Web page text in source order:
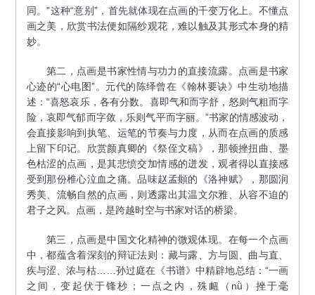
同。”这种“意别”，首先就体现在点画的千变万化上。不懂点
画之美，欣赏书法便如隔纱观花，难以触及其形式本身的精
妙。
第二，点画是书家性情与功力的直接流露。点画是书家
心迹的“心电图”。元代的陈绎曾在《翰林要诀》中生动地描
述：“喜怒哀乐，各有分数。喜即气和而字舒，怒则气粗而字
险，哀即气郁而字敛，乐则气平而字丽。”书家的情感波动，
会直接影响到执笔、运笔的节奏与力度，从而在点画的质感
上留下印记。欣赏颜真卿的《祭侄文稿》，那顿挫扭曲、墨
色枯涩的点画，是其悲愤交加情感的迸发，观者得以直接感
受到那份椎心泣血之痛。品味赵孟頫的《洛神赋》，那圆润
秀美、流畅自然的点画，则透露出其温文尔雅、从容不迫的
君子之风。点画，是跨越时空与书家对话的桥梁。
第三，点画是中国文化精神的微观体现。在每一个点画
中，都蕴含着深刻的辩证法则：藏与露、方与圆、曲与直、
疾与涩、浓与枯……孙过庭在《书谱》中精辟地总结：“一画
之间，变起伏于锋杪；一点之内，殊衄（nǜ）挫于毫